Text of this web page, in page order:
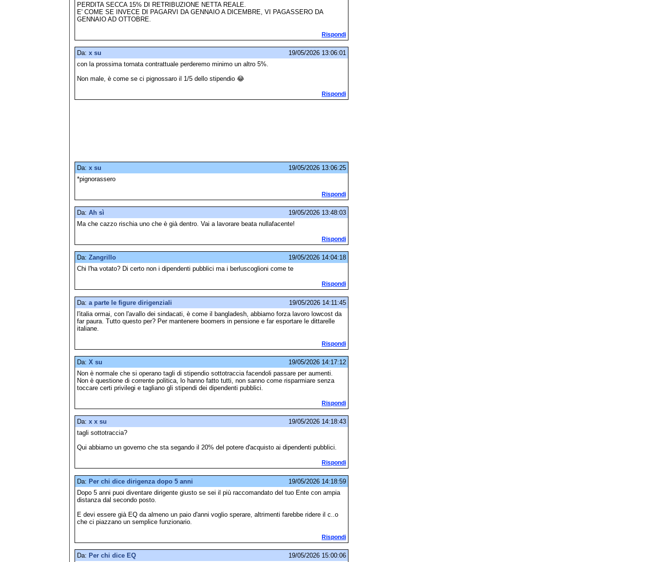
PERDITA SECCA 15% DI RETRIBUZIONE NETTA REALE.
E' COME SE INVECE DI PAGARVI DA GENNAIO A DICEMBRE, VI PAGASSERO DA
GENNAIO AD OTTOBRE.
Rispondi
Da: x su
19/05/2026 13:06:01
con la prossima tornata contrattuale perderemo minimo un altro 5%.
Non male, è come se ci pignossaro il 1/5 dello stipendio 😂
Rispondi
Da: x su
19/05/2026 13:06:25
*pignorassero
Rispondi
Da: Ah sì
19/05/2026 13:48:03
Ma che cazzo rischia uno che è già dentro. Vai a lavorare beata nullafacente!
Rispondi
Da: Zangrillo
19/05/2026 14:04:18
Chi l'ha votato? Di certo non i dipendenti pubblici ma i berluscoglioni come te
Rispondi
Da: a parte le figure dirigenziali
19/05/2026 14:11:45
l'italia ormai, con l'avallo dei sindacati, è come il bangladesh, abbiamo forza lavoro lowcost da
far paura. Tutto questo per? Per mantenere boomers in pensione e far esportare le dittarelle
italiane.
Rispondi
Da: X su
19/05/2026 14:17:12
Non è normale che si operano tagli di stipendio sottotraccia facendoli passare per aumenti.
Non è questione di corrente politica, lo hanno fatto tutti, non sanno come risparmiare senza
toccare certi privilegi e tagliano gli stipendi dei dipendenti pubblici.
Rispondi
Da: x x su
19/05/2026 14:18:43
tagli sottotraccia?
Qui abbiamo un governo che sta segando il 20% del potere d'acquisto ai dipendenti pubblici.
Rispondi
Da: Per chi dice dirigenza dopo 5 anni
19/05/2026 14:18:59
Dopo 5 anni puoi diventare dirigente giusto se sei il più raccomandato del tuo Ente con ampia
distanza dal secondo posto.
E devi essere già EQ da almeno un paio d'anni voglio sperare, altrimenti farebbe ridere il c..o
che ci piazzano un semplice funzionario.
Rispondi
Da: Per chi dice EQ
19/05/2026 15:00:06